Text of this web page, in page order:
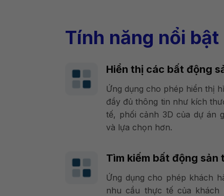
Tính năng nổi bật
Hiển thị các bất động
Ứng dụng cho phép hiển thị
đầy đủ thông tin như kích
tế, phối cảnh 3D của dự án
và lựa chọn hơn.
Tìm kiếm bất động sản
Ứng dụng cho phép khách
nhu cầu thực tế của